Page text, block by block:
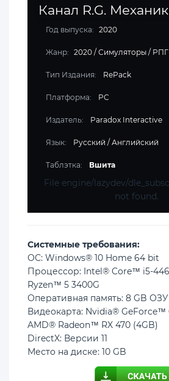
Канал R.G.
Год выпуска: 2020
Жанр: 2020 / Симуляторы / РПГ
Тип Издания: RePack
Платформа: PC
Издатель: Paradox Interactive
Язык: Русский / Английский
Таблэтка: Вшита
File engine/lazydev/
not found.
Cистемные требования:
ОС: Windows® 10 Home 64 bit
Процессор: Intel® Core™ i5-
Ryzen™ 5 3400G
Оперативная память: 8 GB ОЗУ
Видеокарта: Nvidia® GeForce™
AMD® Radeon™ RX 470 (4GB)
DirectX: Версии 11
Место на диске: 10 GB